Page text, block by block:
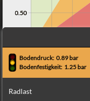
0 0.25 0.50
0.50
0.25
0
Bodendruck: 0.89 bar
Bodenfestigkeit: 1.25 bar
Radlast